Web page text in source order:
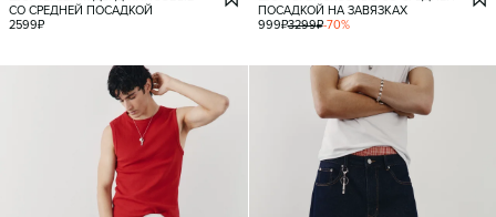
СО СРЕДНЕЙ ПОСАДКОЙ
2599₽
ПОСАДКОЙ НА ЗАВЯЗКАХ
999₽3299₽-70%